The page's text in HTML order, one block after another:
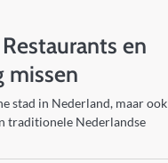
en
missen
stad in Nederland, maar ook
traditionele Nederlandse